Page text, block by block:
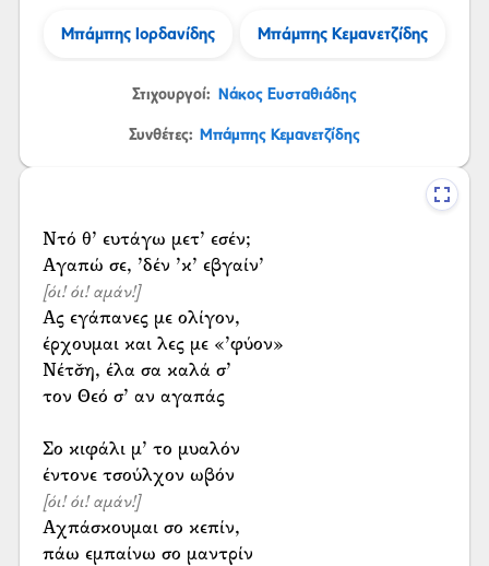
Μπάμπης Ιορδανίδης Μπάμπης Κεμανετζίδης
Στιχουργοί: Νάκος Ευσταθιάδης
Συνθέτες: Μπάμπης Κεμανετζίδης
Ντό θ’ ευτάγω μετ’ εσέν;
[όι! όι! αμάν!]
Ας εγάπανες με ολίγον,
έρχουμαι και λες με «’φύον»
Νέτσ̌η, έλα σα καλά σ’
τον Θεό σ’ αν αγαπάς
Σο κιφάλι μ’ το μυαλόν
[όι! όι! αμάν!]
Αχπάσκουμαι σο κεπίν,
πάω εμπαίνω σο μαντρίν